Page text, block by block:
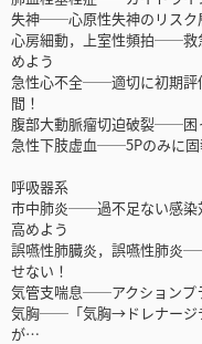
失神──心原性失神のリスク
心房細動，上室性頻拍──救
めよう
急性心不全──適切に初期評
間！
腹部大動脈瘤切迫破裂──困
急性下肢虚血──5Pのみに固
呼吸器系
市中肺炎──過不足ない感染
高めよう
誤嚥性肺臓炎，誤嚥性肺炎
せない！
気管支喘息──アクションプ
気胸──「気胸→ドレナージ
が…